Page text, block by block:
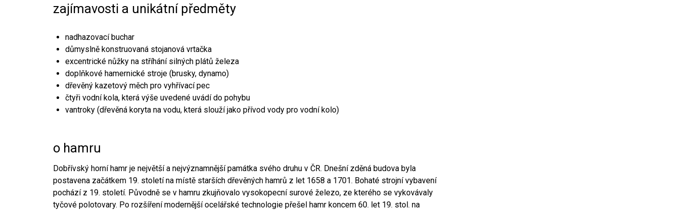
zajímavosti a unikátní předměty
nadhazovací buchar
důmyslně konstruovaná stojanová vrtačka
excentrické nůžky na stříhání silných plátů železa
doplňkové hamernické stroje (brusky, dynamo)
dřevěný kazetový měch pro vyhřívací pec
čtyři vodní kola, která výše uvedené uvádí do pohybu
vantroky (dřevěná koryta na vodu, která slouží jako přívod vody pro vodní kolo)
o hamru
Dobřívský horní hamr je největší a nejvýznamnější památka svého druhu v ČR. Dnešní zděná budova byla
postavena začátkem 19. století na místě starších dřevěných hamrů z let 1658 a 1701. Bohaté strojní vybavení
pochází z 19. století. Původně se v hamru zkujňovalo vysokopecní surové železo, ze kterého se vykovávaly
tyčové polotovary. Po rozšíření modernější ocelářské technologie přešel hamr koncem 60. let 19. stol. na